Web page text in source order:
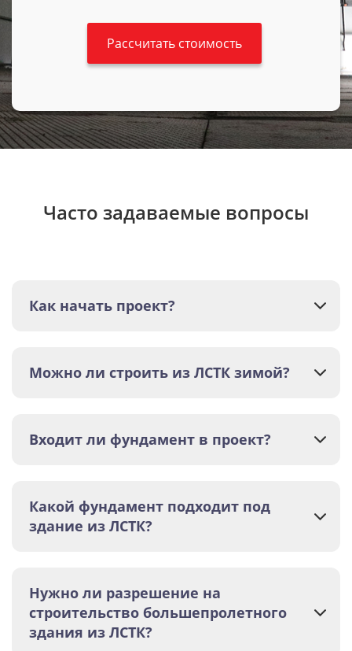
Часто задаваемые вопросы
Как начать проект?
Можно ли строить из ЛСТК зимой?
Входит ли фундамент в проект?
Какой фундамент подходит под
здание из ЛСТК?
Нужно ли разрешение на
строительство большепролетного
здания из ЛСТК?